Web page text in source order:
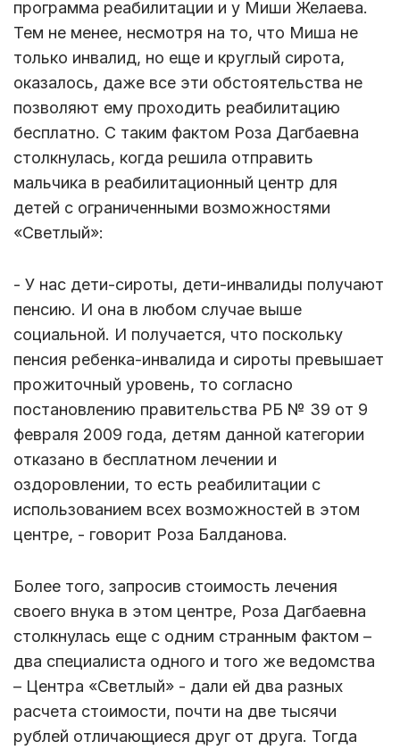
программа реабилитации и у Миши Желаева.
Тем не менее, несмотря на то, что Миша не
только инвалид, но еще и круглый сирота,
оказалось, даже все эти обстоятельства не
позволяют ему проходить реабилитацию
бесплатно. С таким фактом Роза Дагбаевна
столкнулась, когда решила отправить
мальчика в реабилитационный центр для
детей с ограниченными возможностями
«Светлый»:
- У нас дети-сироты, дети-инвалиды получают
пенсию. И она в любом случае выше
социальной. И получается, что поскольку
пенсия ребенка-инвалида и сироты превышает
прожиточный уровень, то согласно
постановлению правительства РБ № 39 от 9
февраля 2009 года, детям данной категории
отказано в бесплатном лечении и
оздоровлении, то есть реабилитации с
использованием всех возможностей в этом
центре, - говорит Роза Балданова.
Более того, запросив стоимость лечения
своего внука в этом центре, Роза Дагбаевна
столкнулась еще с одним странным фактом –
два специалиста одного и того же ведомства
– Центра «Светлый» - дали ей два разных
расчета стоимости, почти на две тысячи
рублей отличающиеся друг от друга. Тогда